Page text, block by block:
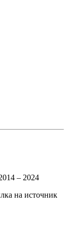
– 2024
на источник